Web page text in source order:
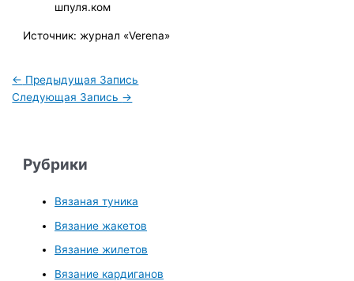
Источник: журнал «Verena»
← Предыдущая Запись
Следующая Запись →
Рубрики
Вязаная туника
Вязание жакетов
Вязание жилетов
Вязание кардиганов